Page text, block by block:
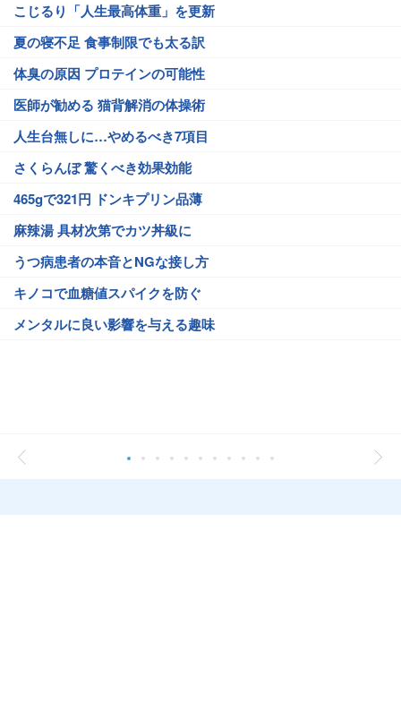
こじるり「人生最高体重」を更新
夏の寝不足 食事制限でも太る訳
体臭の原因 プロテインの可能性
医師が勧める 猫背解消の体操術
人生台無しに…やめるべき7項目
さくらんぼ 驚くべき効果効能
465gで321円 ドンキプリン品薄
麻辣湯 具材次第でカツ丼級に
うつ病患者の本音とNGな接し方
キノコで血糖値スパイクを防ぐ
メンタルに良い影響を与える趣味